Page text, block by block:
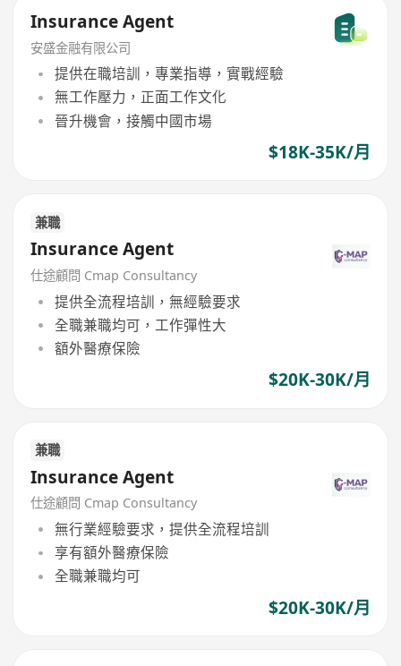
Insurance Agent
安盛金融有限公司
提供在職培訓，專業指導，實戰經驗
無工作壓力，正面工作文化
晉升機會，接觸中國市場
$18K-35K/月
兼職
Insurance Agent
仕途顧問 Cmap Consultancy
提供全流程培訓，無經驗要求
全職兼職均可，工作彈性大
額外醫療保險
$20K-30K/月
兼職
Insurance Agent
仕途顧問 Cmap Consultancy
無行業經驗要求，提供全流程培訓
享有額外醫療保險
全職兼職均可
$20K-30K/月